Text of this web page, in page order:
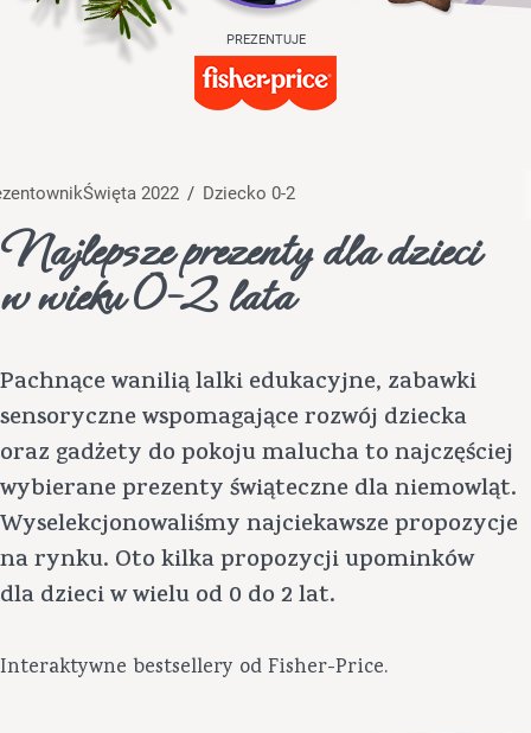
PREZENTUJE
Święta 2022 / Dziecko 0-2
Najlepsze prezenty dla dzieci
w wieku 0-2 lata
Pachnące wanilią lalki edukacyjne, zabawki
sensoryczne wspomagające rozwój dziecka
oraz gadżety do pokoju malucha to najczęściej
wybierane prezenty świąteczne dla niemowląt.
Wyselekcjonowaliśmy najciekawsze propozycje
na rynku. Oto kilka propozycji upominków
dla dzieci w wielu od 0 do 2 lat.
Interaktywne bestsellery od Fisher-Price.